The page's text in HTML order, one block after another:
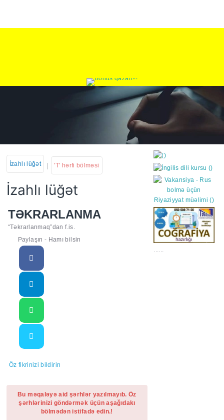
İzahlı lüğət | 'T' hərfi bölməsi
İzahlı lüğət
TƏKRARLANMA
“Təkrarlanmaq”dan f.is.
Paylaşın - Hamı bilsin
Öz fikrinizi bildirin
Bu məqaləyə aid şərhlər yazılmayıb. Öz
şərhlərinizi göndərmək üçün aşağıdakı
bölmədən istifadə edin.!
https://wa.me/
......